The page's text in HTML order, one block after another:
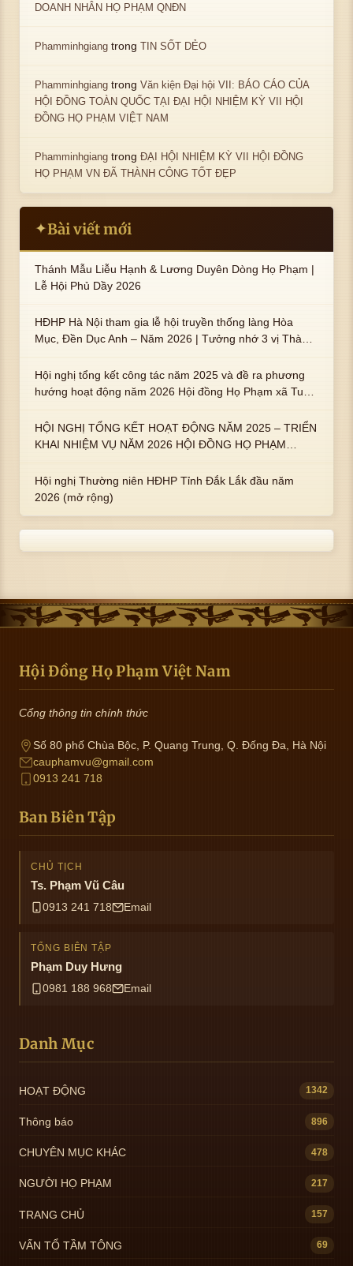
DOANH NHÂN HỌ PHẠM QNĐN
Phamminhgiang trongTIN SỐT DẺO
Phamminhgiang trongVăn kiện Đại hội VII: BÁO CÁO CỦA
HỘI ĐỒNG TOÀN QUỐC TẠI ĐẠI HỘI NHIỆM KỲ VII HỘI
ĐỒNG HỌ PHẠM VIỆT NAM
Phamminhgiang trongĐẠI HỘI NHIỆM KỲ VII HỘI ĐỒNG
HỌ PHẠM VN ĐÃ THÀNH CÔNG TỐT ĐẸP
✦Bài viết mới
Thánh Mẫu Liễu Hạnh & Lương Duyên Dòng Họ Phạm |
Lễ Hội Phủ Dầy 2026
HĐHP Hà Nội tham gia lễ hội truyền thống làng Hòa
Mục, Đền Dục Anh – Năm 2026 | Tưởng nhớ 3 vị Thành
trai : ngài Phạm Huy, Phạm Miện
Hội nghị tổng kết công tác năm 2025 và đề ra phương
hướng hoạt động năm 2026 Hội đồng Họ Phạm xã Tuy
HỘI NGHỊ TỔNG KẾT HOẠT ĐỘNG NĂM 2025 – TRIỂN
KHAI NHIỆM VỤ NĂM 2026 HỘI ĐỒNG HỌ PHẠM
Hội nghị Thường niên HĐHP Tỉnh Đắk Lắk đầu năm
2026 (mở rộng)
Hội Đồng Họ Phạm Việt Nam
Cổng thông tin chính thức
Số 80 phố Chùa Bộc, P. Quang Trung, Q. Đống Đa, Hà Nội
cauphamvu@gmail.com
0913 241 718
Ban Biên Tập
CHỦ TỊCH
Ts. Phạm Vũ Câu
0913 241 718 Email
TỔNG BIÊN TẬP
Phạm Duy Hưng
0981 188 968 Email
Danh Mục
HOẠT ĐỘNG 1342
Thông báo 896
CHUYÊN MỤC KHÁC 478
NGƯỜI HỌ PHẠM 217
TRANG CHỦ 157
VẤN TỔ TẦM TÔNG 69